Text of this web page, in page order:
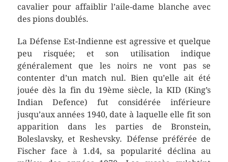
cavalier pour affaiblir l’aile-dame blanche avec
des pions doublés.
La Défense Est-Indienne est agressive et quelque
peu risquée; et son utilisation indique
généralement que les noirs ne vont pas se
contenter d’un match nul. Bien qu’elle ait été
jouée dès la fin du 19ème siècle, la KID (King’s
Indian Defence) fut considérée inférieure
jusqu’aux années 1940, date à laquelle elle fit son
apparition dans les parties de Bronstein,
Boleslavsky, et Reshevsky. Défense préférée de
Fischer face à 1.d4, sa popularité déclina au